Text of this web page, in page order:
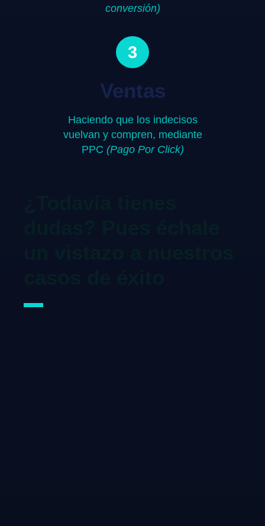
conversión)
3
Ventas
Haciendo que los indecisos
vuelvan y compren, mediante
PPC (Pago Por Click)